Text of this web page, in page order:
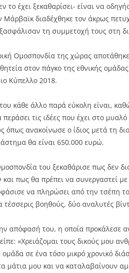
το έχει ξεκαθαρίσει- είναι να
διαδέχθηκε τον άκρως
τη συμμετοχή τους στη
Ομοσπονδία της χώρας
στον πάγκο της εθνικής
Κύπελλο 2018.
κάθε άλλο παρά εύκολη είναι,
τις ιδέες που έχει στο
όπως ανακοίνωσε ο ίδιος μετά τη
θα είναι 650.000 ευρώ.
του ξεκαθάρισε πως δεν
και πως θα πρέπει να συνεργαστεί
να πληρώσει από την τσέπη
τέσσερις βοηθούς, δύο αναλυτές
απόφασή του, η οποία προκάλεσε
«Χρειάζομαι τους δικούς μου
ομάδα σε ένα τόσο μικρό χρονικό
μάτια μου και να καταλαβαίνουν